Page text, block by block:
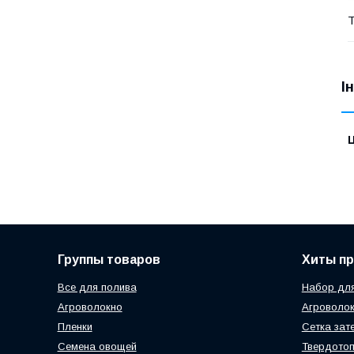
Группы товаров
Все для полива
Агроволокно
Пленки
Семена овощей
Хиты
Набор
Сетка